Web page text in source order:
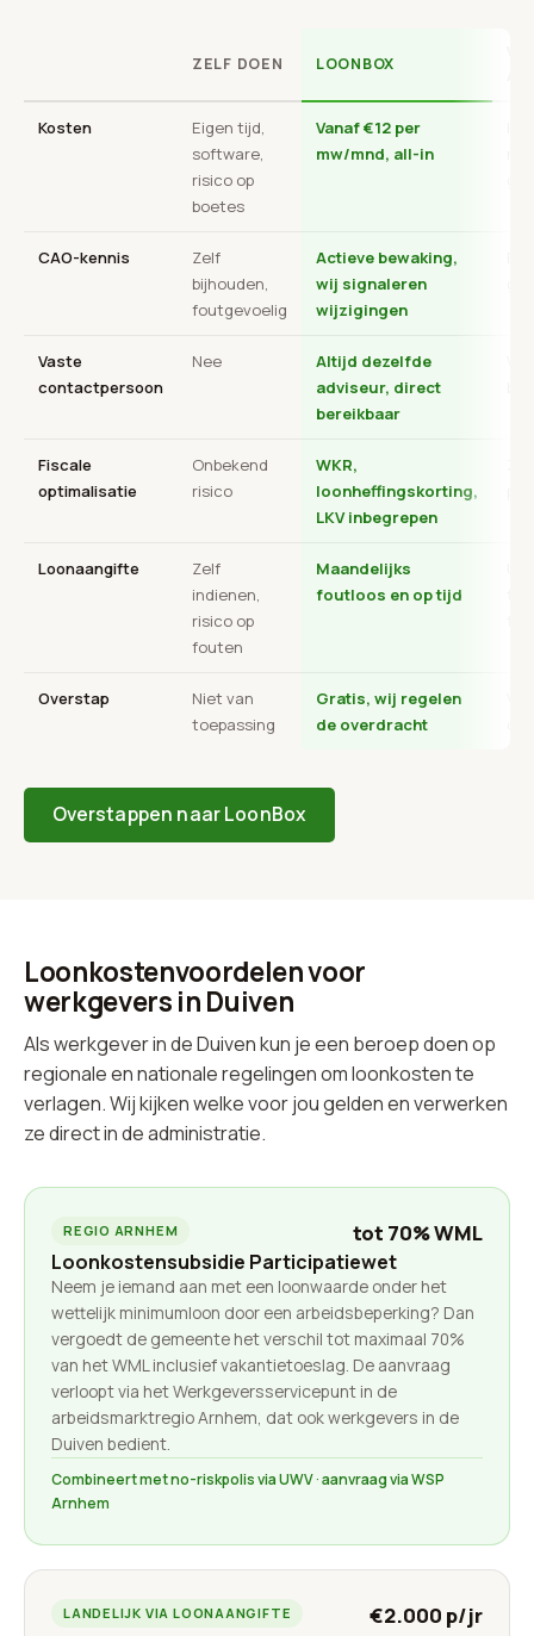
ZELF DOEN LOONBOX
Kosten
Eigen tijd,
software,
risico op
boetes
Vanaf €12 per
mw/mnd, all-in
CAO-kennis
Zelf
bijhouden,
foutgevoelig
Actieve bewaking,
wij signaleren
wijzigingen
Vaste
contactpersoon
Nee
Altijd dezelfde
adviseur, direct
bereikbaar
Fiscale
optimalisatie
Onbekend
risico
WKR,
loonheffingskorting,
LKV inbegrepen
Loonaangifte
Zelf
indienen,
risico op
fouten
Maandelijks
foutloos en op tijd
Overstap
Niet van
toepassing
Gratis, wij regelen
de overdracht
Overstappen naar LoonBox
Loonkostenvoordelen voor
werkgevers in Duiven
Als werkgever in de Duiven kun je een beroep doen op
regionale en nationale regelingen om loonkosten te
verlagen. Wij kijken welke voor jou gelden en verwerken
ze direct in de administratie.
REGIO ARNHEM tot 70% WML
Loonkostensubsidie Participatiewet
Neem je iemand aan met een loonwaarde onder het
wettelijk minimumloon door een arbeidsbeperking? Dan
vergoedt de gemeente het verschil tot maximaal 70%
van het WML inclusief vakantietoeslag. De aanvraag
verloopt via het Werkgeversservicepunt in de
arbeidsmarktregio Arnhem, dat ook werkgevers in de
Duiven bedient.
Combineert met no-riskpolis via UWV · aanvraag via WSP
Arnhem
LANDELIJK VIA LOONAANGIFTE €2.000 p/jr